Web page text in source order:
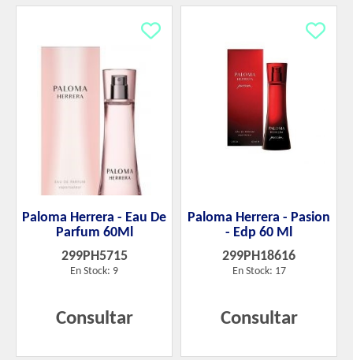
Paloma Herrera - Eau De
Parfum 60Ml
299PH5715
En Stock: 9
Consultar
Paloma Herrera - Pasion
- Edp 60 Ml
299PH18616
En Stock: 17
Consultar